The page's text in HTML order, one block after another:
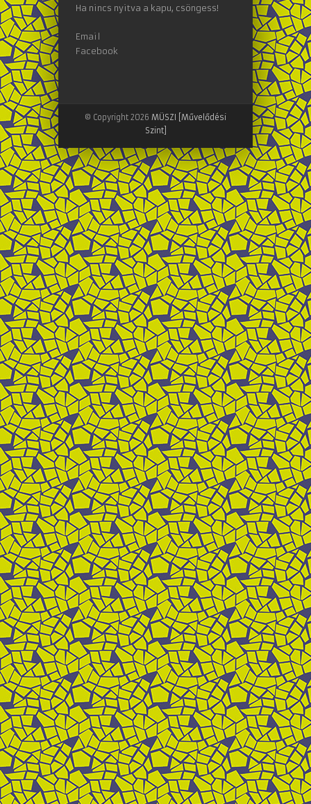
Ha nincs nyitva a kapu, csöngess!
Email
Facebook
© Copyright 2026 MÜSZI [Művelődési
Szint]